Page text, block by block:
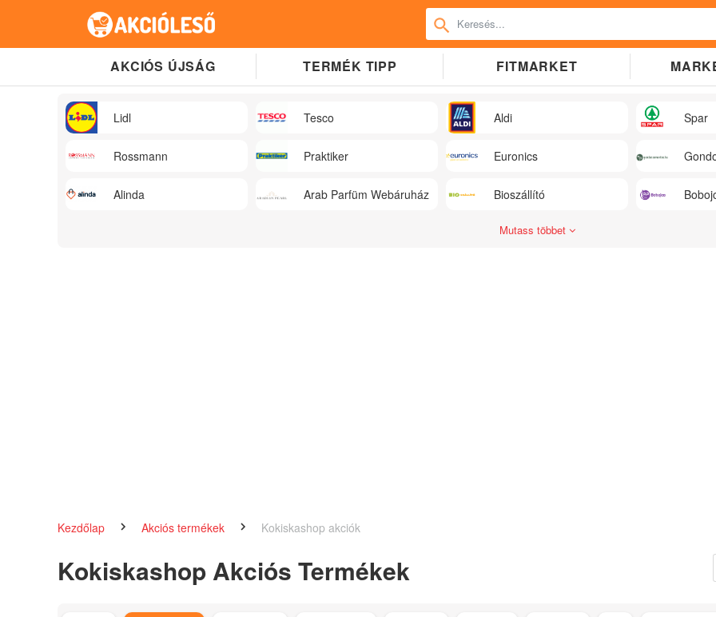
AKCIÓS ÚJSÁG TERMÉK TIPP FITMARKET
Lidl Tesco Aldi Spar
Rossmann Praktiker Euronics
Alinda Arab Parfüm Webáruház Bioszállító
Mutass többet
Kezdőlap Akciós termékek Kokiskashop akciók
Kokiskashop Akciós Termékek